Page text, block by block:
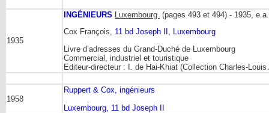
1935
INGÉNIEURS Luxembourg (pages 493 et 494) - 1935,
Cox François, 11 bd Joseph II, Luxembourg
Livre d’adresses du Grand-Duché de Luxembourg
Commercial, industriel et touristique
Editeur-directeur : I. de Hai-Khiat (Collection Charles-
1958
Ruppert & Cox, ingénieurs
Luxembourg, 11 bd Joseph II